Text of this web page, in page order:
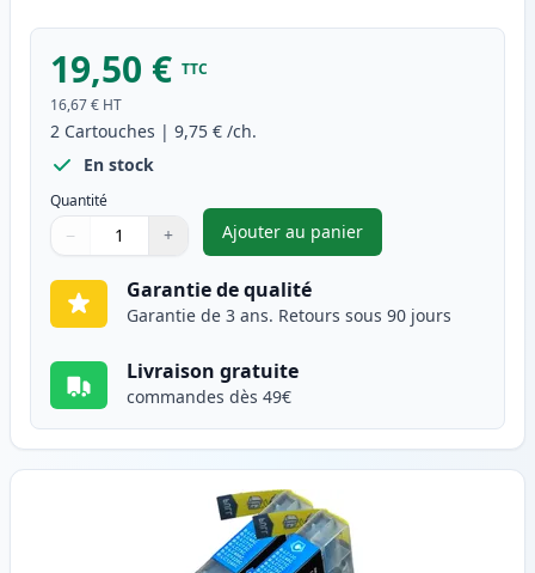
19,50 € TTC
16,67 € HT
2 Cartouches | 9,75 € /ch.
En stock
Quantité
Quantité
Utilisez les boutons pour ajuster
− +
Quantité
Ajouter au panier
,Pack de 2 Brother
Garantie de qualité
Garantie de 3 ans. Retours sous 90 jours
Livraison gratuite
commandes dès 49€